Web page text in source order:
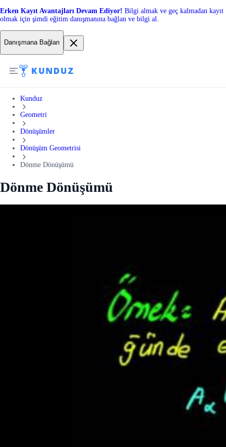
Erken Kayıt Avantajları Devam Ediyor! Bilgi almak ve geç kalmadan kayıt
olmak için şimdi eğitim danışmanına bağlan ve bilgi al.
Danışmana Bağlan
Kunduz
Geometri
Dönüşümler
Dönüşüm Geometrisi
Dönme Dönüşümü
Dönme Dönüşümü